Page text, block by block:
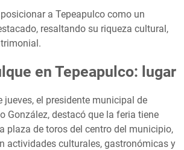
a Tepeapulco como un
resaltando su riqueza cultural,
en Tepeapulco: lugar
jueves, el presidente municipal de
González, destacó que la feria tiene
plaza de toros del centro del municipio,
actividades culturales, gastronómicas y